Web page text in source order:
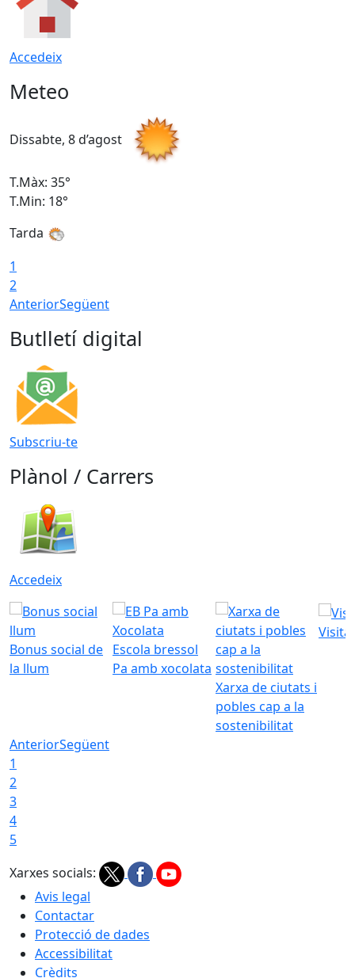
Accedeix
Meteo
Dissabte, 8 d’agost
T.Màx: 35°
T.Min: 18°
Tarda
1
2
AnteriorSegüent
Butlletí digital
Subscriu-te
Plànol / Carrers
Accedeix
Bonus social de
la llum
Escola bressol
Pa amb xocolata
Xarxa de ciutats i
pobles cap a la
sostenibilitat
Visita
AnteriorSegüent
1
2
3
4
5
Xarxes socials:
Avis legal
Contactar
Protecció de dades
Accessibilitat
Crèdits